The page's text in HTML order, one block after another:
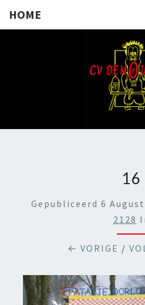
HOME
16
Gepubliceerd 6
2128
← VORIGE /